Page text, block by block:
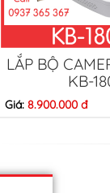
LẮP BỘ
KB-
Giá: 8.900.000 đ